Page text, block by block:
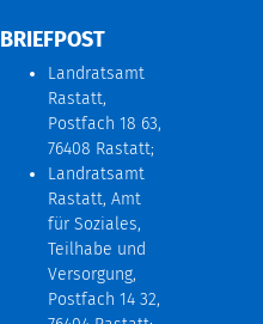
BRIEFPOST
Landratsamt
Rastatt,
Postfach 18 63,
76408 Rastatt;
Landratsamt
Rastatt, Amt
für Soziales,
Teilhabe und
Versorgung,
Postfach 14 32,